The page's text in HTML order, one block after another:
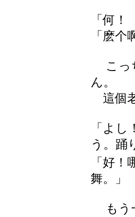
「何
「麽
こっ
ん。
這個
「よ
う。踊
「好
舞。」
もう